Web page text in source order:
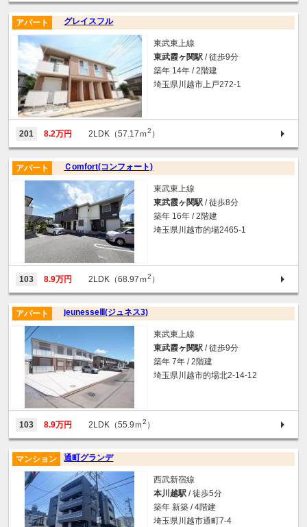
グレイスフル
アパート
東武東上線
東武霞ヶ関駅 / 徒歩9分
築年 14年 / 2階建
埼玉県川越市上戸272-1
201 8.2万円 2LDK（57.17ｍ2 ）
Ｃomfort(コンフォート)
アパート
東武東上線
東武霞ヶ関駅 / 徒歩8分
築年 16年 / 2階建
埼玉県川越市的場2465-1
103 8.9万円 2LDK（68.97ｍ2 ）
jeunesseⅢ(ジュネス3)
アパート
東武東上線
東武霞ヶ関駅 / 徒歩9分
築年 7年 / 2階建
埼玉県川越市的場北2-14-12
103 8.9万円 2LDK（55.9ｍ2 ）
通町グランデ
マンション
西武新宿線
本川越駅 / 徒歩5分
築年 新築 / 4階建
埼玉県川越市通町7-4